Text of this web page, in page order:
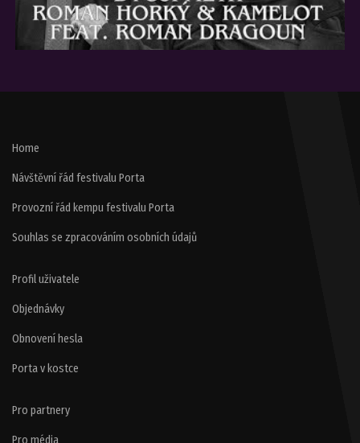
Home
Návštěvní řád festivalu Porta
Provozní řád kempu festivalu Porta
Souhlas se zpracováním osobních údajů
Profil uživatele
Objednávky
Obnovení hesla
Porta v kostce
Pro partnery